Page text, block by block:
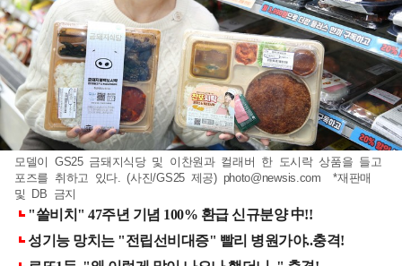
모델이 GS25 금돼지식당 및 이찬원과 컬래버 한 도시락 상품을 들고
포즈를 취하고 있다. (사진/GS25 제공) photo@newsis.com *재판매
및 DB 금지